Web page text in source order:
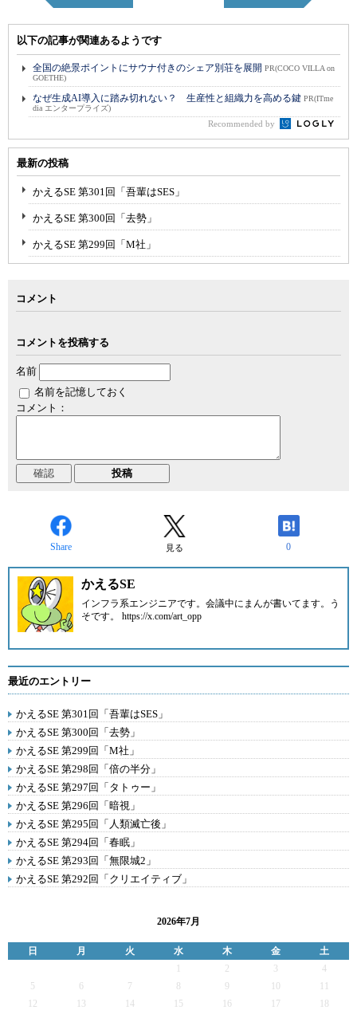
以下の記事が関連あるようです
全国の絶景ポイントにサウナ付きのシェア別荘を展開 PR(COCO VILLA on
GOETHE)
なぜ生成AI導入に踏み切れない？ 生産性と組織力を高める鍵 PR(ITme
dia エンタープライズ)
Recommended by
最新の投稿
かえるSE 第301回「吾輩はSES」
かえるSE 第300回「去勢」
かえるSE 第299回「M社」
コメント
コメントを投稿する
名前
名前を記憶しておく
コメント：
Share 見る 0
かえるSE
インフラ系エンジニアです。会議中にまんが書いてます。う
そです。 https://x.com/art_opp
最近のエントリー
かえるSE 第301回「吾輩はSES」
かえるSE 第300回「去勢」
かえるSE 第299回「M社」
かえるSE 第298回「倍の半分」
かえるSE 第297回「タトゥー」
かえるSE 第296回「暗視」
かえるSE 第295回「人類滅亡後」
かえるSE 第294回「春眠」
かえるSE 第293回「無限城2」
かえるSE 第292回「クリエイティブ」
2026年7月
日 月 火 水 木 金
土
1
2 3
4
5
6 7 8 9 10
11
12
13 14 15 16 17
18